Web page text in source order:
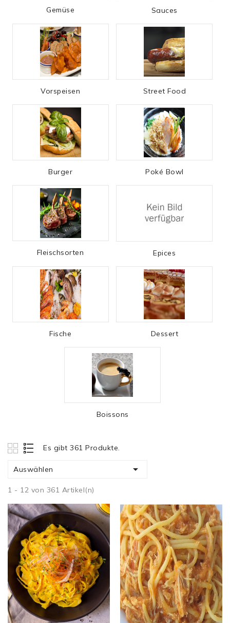
Gemüse Sauces
Vorspeisen Street Food
Burger Poké Bowl
Fleischsorten Epices
Fische Dessert
Boissons
Es gibt 361 Produkte.
Auswählen 
1 - 12 von 361 Artikel(n)